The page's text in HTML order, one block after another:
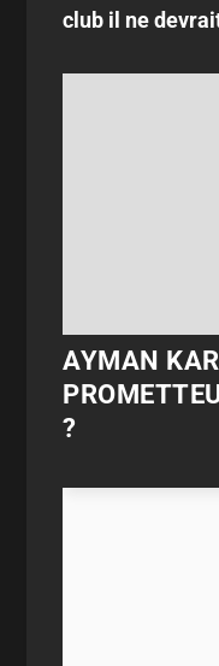
club il ne
AYMAN
?